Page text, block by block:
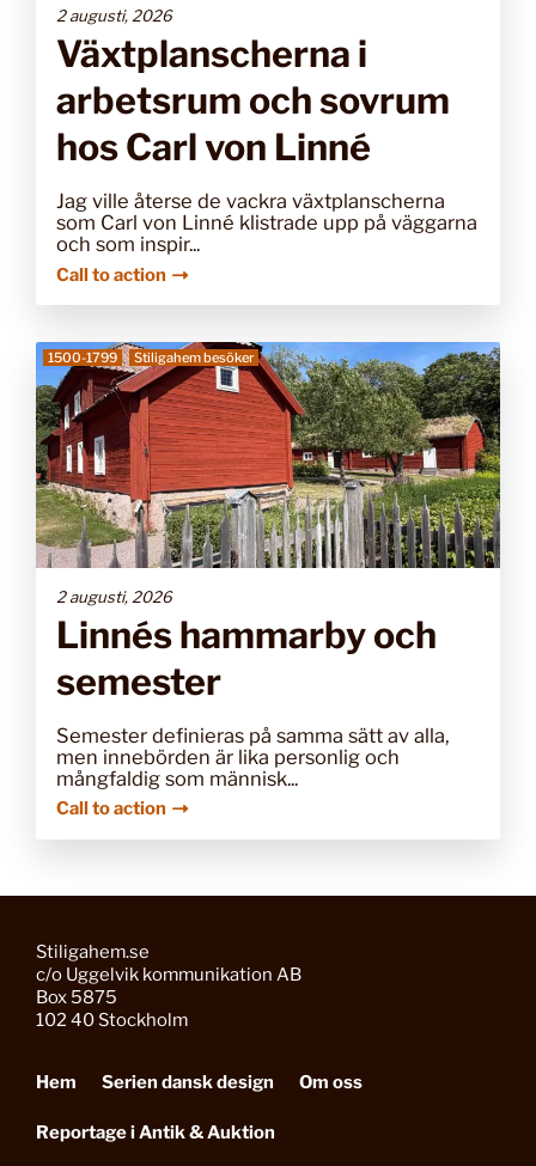
2 augusti, 2026
Växtplanscherna i
arbetsrum och sovrum
hos Carl von Linné
Jag ville återse de vackra växtplanscherna
som Carl von Linné klistrade upp på väggarna
och som inspir...
Call to action
1500-1799 Stiligahem besöker
2 augusti, 2026
Linnés hammarby och
semester
Semester definieras på samma sätt av alla,
men innebörden är lika personlig och
mångfaldig som människ...
Call to action
Stiligahem.se
c/o Uggelvik kommunikation AB
Box 5875
102 40 Stockholm
Hem Serien dansk design Om oss
Reportage i Antik & Auktion